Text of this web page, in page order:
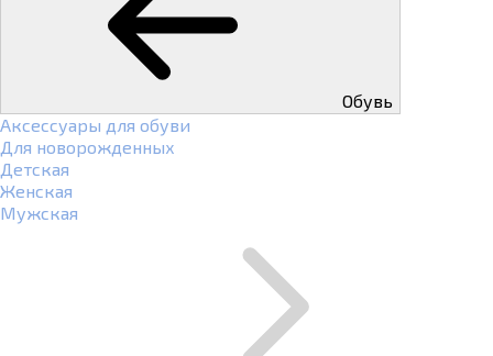
Обувь
Аксессуары для обуви
Для новорожденных
Детская
Женская
Мужская